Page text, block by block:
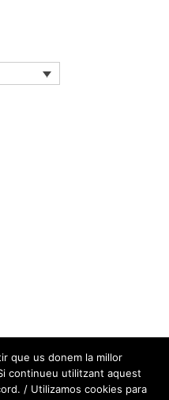
que us donem la millor
continueu utilitzant aquest
/ Utilizamos cookies para